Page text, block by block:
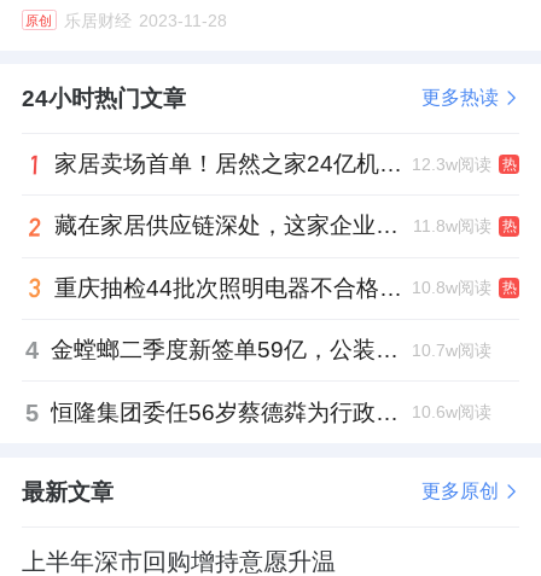
原创 乐居财经 2023-11-28
24小时热门文章 更多热读
家居卖场首单！居然之家24亿机构间REITs获深交所无异议函 12.3w阅读 热
藏在家居供应链深处，这家企业正在悄悄转型 11.8w阅读 热
重庆抽检44批次照明电器不合格，木林森全资子公司被点名 10.8w阅读 热
4 金螳螂二季度新签单59亿，公装业务贡献逾八成 10.7w阅读
5 恒隆集团委任56岁蔡德粦为行政总裁、年薪2052万港元，曾任星巴克中国CEO 10.6w阅读
最新文章 更多原创
上半年深市回购增持意愿升温